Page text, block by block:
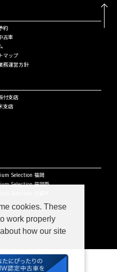
約
古車
マップ
務運営方針
付支店
支店
Selection 福岡
Selection 福岡西
cookies. These
work properly
how our site